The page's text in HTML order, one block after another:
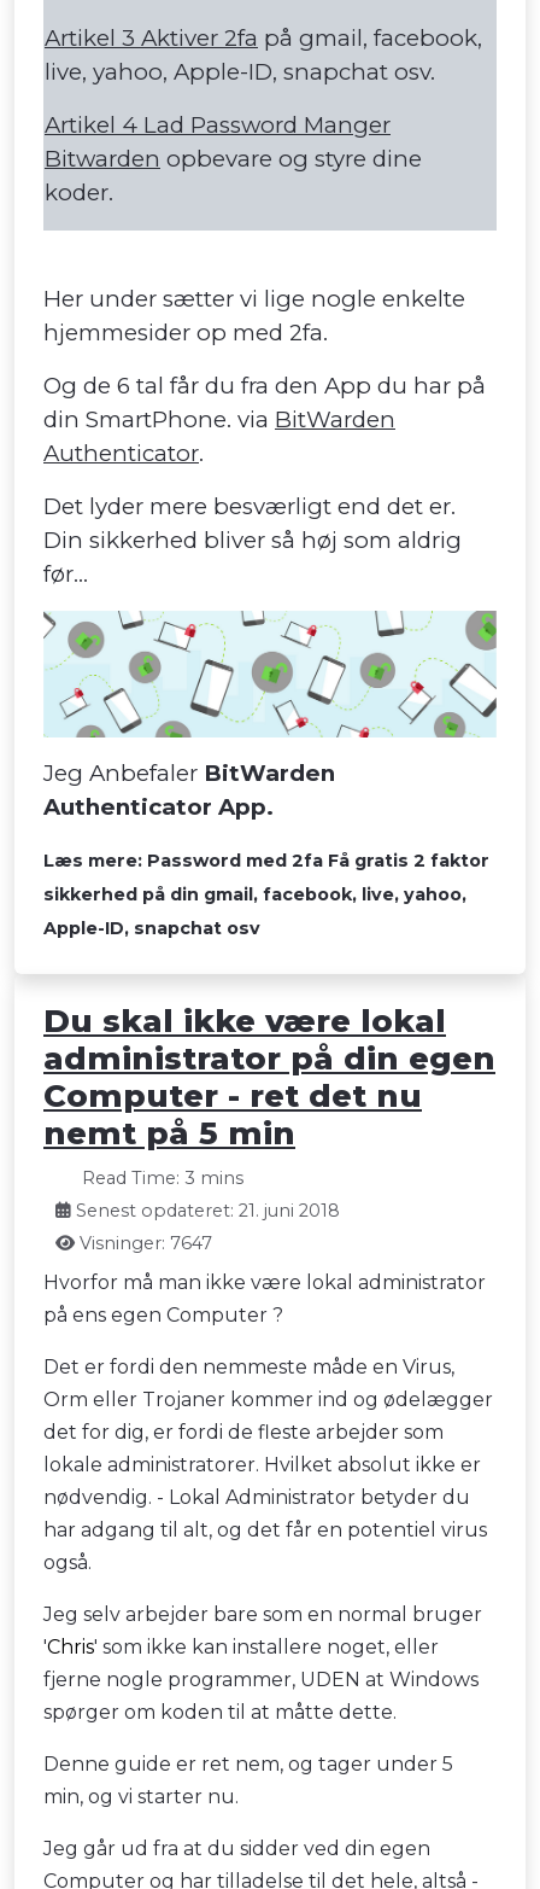
Artikel 3 Aktiver 2fa på gmail, facebook,
live, yahoo, Apple-ID, snapchat osv.
Artikel 4 Lad Password Manger
Bitwarden opbevare og styre dine
koder.
Her under sætter vi lige nogle enkelte
hjemmesider op med 2fa.
Og de 6 tal får du fra den App du har på
din SmartPhone. via BitWarden
Authenticator.
Det lyder mere besværligt end det er.
Din sikkerhed bliver så høj som aldrig
før...
Jeg Anbefaler BitWarden
Authenticator App.
Læs mere: Password med 2fa Få gratis 2 faktor
sikkerhed på din gmail, facebook, live, yahoo,
Apple-ID, snapchat osv
Du skal ikke være lokal
administrator på din egen
Computer - ret det nu
nemt på 5 min
Read Time: 3 mins
Senest opdateret: 21. juni 2018
Visninger: 7647
Hvorfor må man ikke være lokal administrator
på ens egen Computer ?
Det er fordi den nemmeste måde en Virus,
Orm eller Trojaner kommer ind og ødelægger
det for dig, er fordi de fleste arbejder som
lokale administratorer. Hvilket absolut ikke er
nødvendig. - Lokal Administrator betyder du
har adgang til alt, og det får en potentiel virus
også.
Jeg selv arbejder bare som en normal bruger
'Chris' som ikke kan installere noget, eller
fjerne nogle programmer, UDEN at Windows
spørger om koden til at måtte dette.
Denne guide er ret nem, og tager under 5
min, og vi starter nu.
Jeg går ud fra at du sidder ved din egen
Computer og har tilladelse til det hele, altså -